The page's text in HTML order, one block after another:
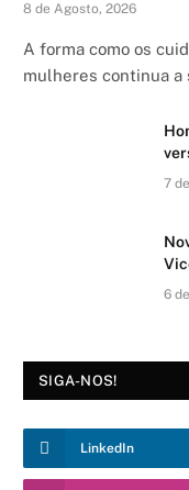
8 de Agosto, 2026
A forma como os
mulheres continua a
7
6
SIGA-NOS!
LinkedIn